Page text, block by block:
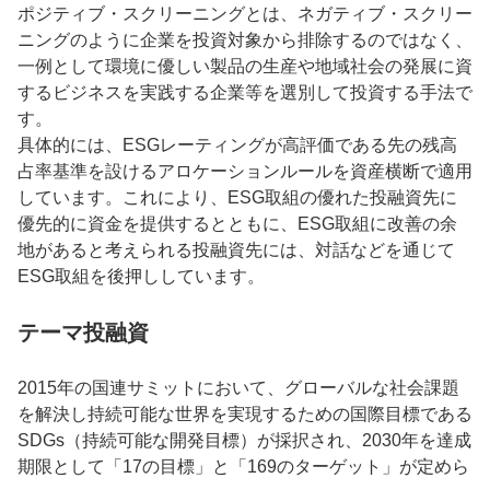
ポジティブ・スクリーニングとは、ネガティブ・スクリー
ニングのように企業を投資対象から排除するのではなく、
一例として環境に優しい製品の生産や地域社会の発展に資
するビジネスを実践する企業等を選別して投資する手法で
す。
具体的には、ESGレーティングが高評価である先の残高
占率基準を設けるアロケーションルールを資産横断で適用
しています。これにより、ESG取組の優れた投融資先に
優先的に資金を提供するとともに、ESG取組に改善の余
地があると考えられる投融資先には、対話などを通じて
ESG取組を後押ししています。
テーマ投融資
2015年の国連サミットにおいて、グローバルな社会課題
を解決し持続可能な世界を実現するための国際目標である
SDGs（持続可能な開発目標）が採択され、2030年を達成
期限として「17の目標」と「169のターゲット」が定めら